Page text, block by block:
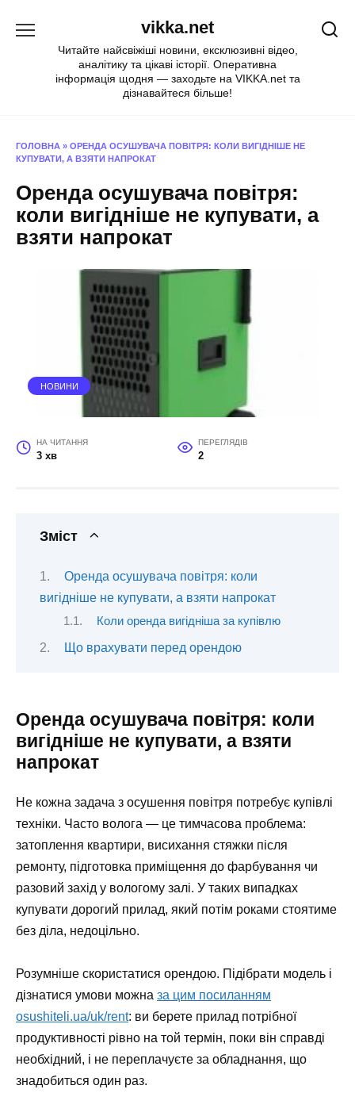
vikka.net
Читайте найсвіжіші новини, ексклюзивні відео,
аналітику та цікаві історії. Оперативна
інформація щодня — заходьте на VIKKA.net та
дізнавайтеся більше!
ГОЛОВНА » ОРЕНДА ОСУШУВАЧА ПОВІТРЯ: КОЛИ ВИГІДНІШЕ НЕ
КУПУВАТИ, А ВЗЯТИ НАПРОКАТ
Оренда осушувача повітря:
коли вигідніше не купувати, а
взяти напрокат
НОВИНИ
НА ЧИТАННЯ
3 хв
ПЕРЕГЛЯДІВ
2
Зміст
Оренда осушувача повітря: коли
вигідніше не купувати, а взяти напрокат
Коли оренда вигідніша за купівлю
Що врахувати перед орендою
Оренда осушувача повітря: коли
вигідніше не купувати, а взяти
напрокат
Не кожна задача з осушення повітря потребує купівлі
техніки. Часто волога — це тимчасова проблема:
затоплення квартири, висихання стяжки після
ремонту, підготовка приміщення до фарбування чи
разовий захід у вологому залі. У таких випадках
купувати дорогий прилад, який потім роками стоятиме
без діла, недоцільно.
Розумніше скористатися орендою. Підібрати модель і
дізнатися умови можна за цим посиланням
osushiteli.ua/uk/rent: ви берете прилад потрібної
продуктивності рівно на той термін, поки він справді
необхідний, і не переплачуєте за обладнання, що
знадобиться один раз.